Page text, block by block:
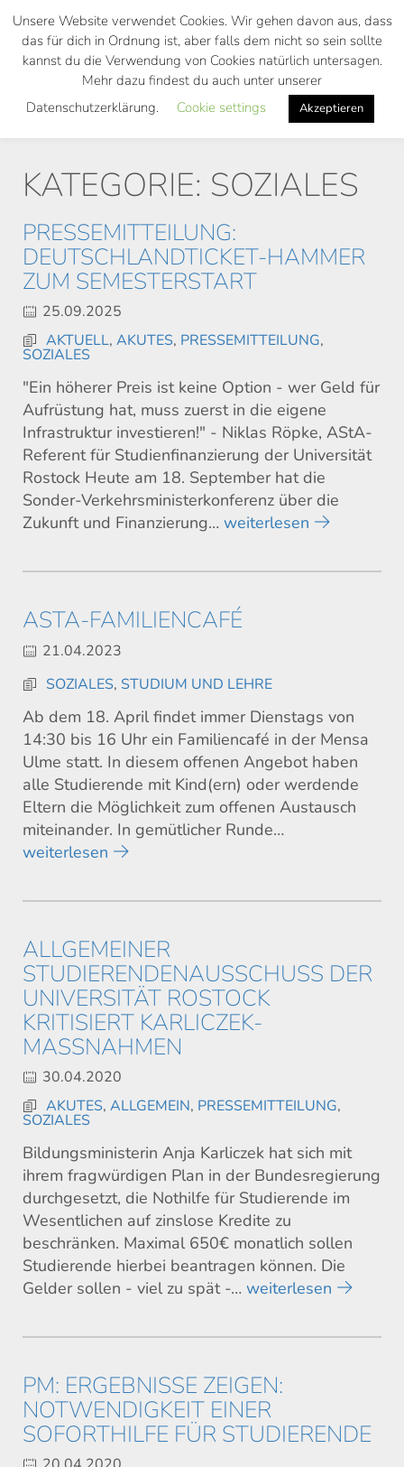
Skip
main
KATEGORIE: SOZIALES
PRESSEMITTEILUNG:
DEUTSCHLANDTICKET-HAMMER
ZUM SEMESTERSTART
25.09.2025
AKTUELL, AKUTES, PRESSEMITTEILUNG,
SOZIALES
"Ein höherer Preis ist keine Option - wer Geld für
Aufrüstung hat, muss zuerst in die eigene
Infrastruktur investieren!" - Niklas Röpke, AStA-
Referent für Studienfinanzierung der Universität
Rostock Heute am 18. September hat die
Sonder-Verkehrsministerkonferenz über die
Zukunft und Finanzierung… weiterlesen
ASTA-FAMILIENCAFÉ
21.04.2023
SOZIALES, STUDIUM UND LEHRE
Ab dem 18. April findet immer Dienstags von
14:30 bis 16 Uhr ein Familiencafé in der Mensa
Ulme statt. In diesem offenen Angebot haben
alle Studierende mit Kind(ern) oder werdende
Eltern die Möglichkeit zum offenen Austausch
miteinander. In gemütlicher Runde…
weiterlesen
ALLGEMEINER
STUDIERENDENAUSSCHUSS DER
UNIVERSITÄT ROSTOCK
KRITISIERT KARLICZEK-
MASSNAHMEN
30.04.2020
AKUTES, ALLGEMEIN, PRESSEMITTEILUNG,
SOZIALES
Bildungsministerin Anja Karliczek hat sich mit
ihrem fragwürdigen Plan in der Bundesregierung
durchgesetzt, die Nothilfe für Studierende im
Wesentlichen auf zinslose Kredite zu
beschränken. Maximal 650€ monatlich sollen
Studierende hierbei beantragen können. Die
Gelder sollen - viel zu spät -… weiterlesen
PM: ERGEBNISSE ZEIGEN:
NOTWENDIGKEIT EINER
SOFORTHILFE FÜR STUDIERENDE
Unsere Website verwendet Cookies. Wir gehen davon aus, dass
das für dich in Ordnung ist, aber falls dem nicht so sein sollte
kannst du die Verwendung von Cookies natürlich untersagen.
Mehr dazu findest du auch unter unserer
Datenschutzerklärung.
Cookie settings Akzeptieren